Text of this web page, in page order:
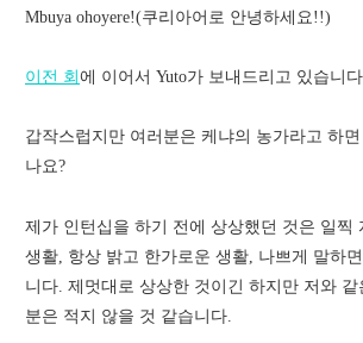
Mbuya ohoyere!(쿠리아어로 안녕하세요!!)
이전 회 에 이어서 Yuto가 보내드리고 있습니
갑작스럽지만 여러분은 케냐의 농가라고 하면
나요?
제가 인턴십을 하기 전에 상상했던 것은 일찍
생활, 항상 밝고 한가로운 생활, 나쁘게 말하
니다. 제멋대로 상상한 것이긴 하지만 저와
분은 적지 않을 것 같습니다.